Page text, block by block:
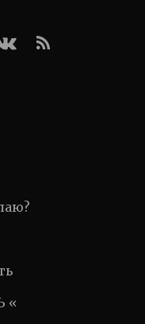
«